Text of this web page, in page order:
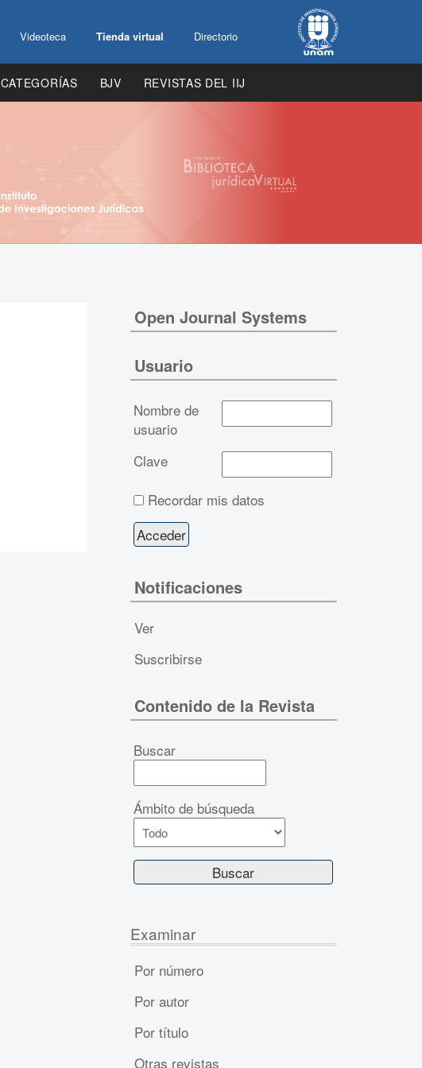
Videoteca Tienda virtual Directorio
CATEGORÍAS BJV REVISTAS DEL IIJ
Open Journal Systems
Usuario
Nombre de
usuario
Clave
Recordar mis datos
Notificaciones
Ver
Suscribirse
Contenido de la Revista
Buscar
Ámbito de búsqueda
Examinar
Por número
Por autor
Por título
Otras revistas